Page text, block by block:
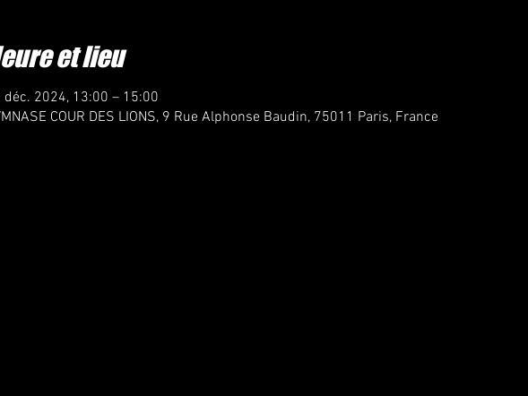
et lieu
déc. 2024, 13:00 – 15:00
COUR DES LIONS, 9 Rue Alphonse Baudin, 75011 Paris, France